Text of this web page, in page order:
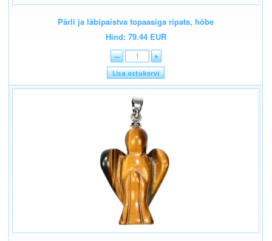
Pärli ja läbipaistva topaasiga ripats, hõbe
Hind: 79.44 EUR
—
+
Lisa ostukorvi